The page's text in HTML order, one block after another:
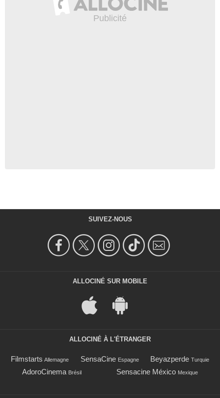
SUIVEZ-NOUS
ALLOCINÉ SUR MOBILE
ALLOCINÉ À L'ÉTRANGER
Filmstarts Allemagne SensaCine Espagne Beyazperde Turquie
AdoroCinema Brésil Sensacine México Mexique